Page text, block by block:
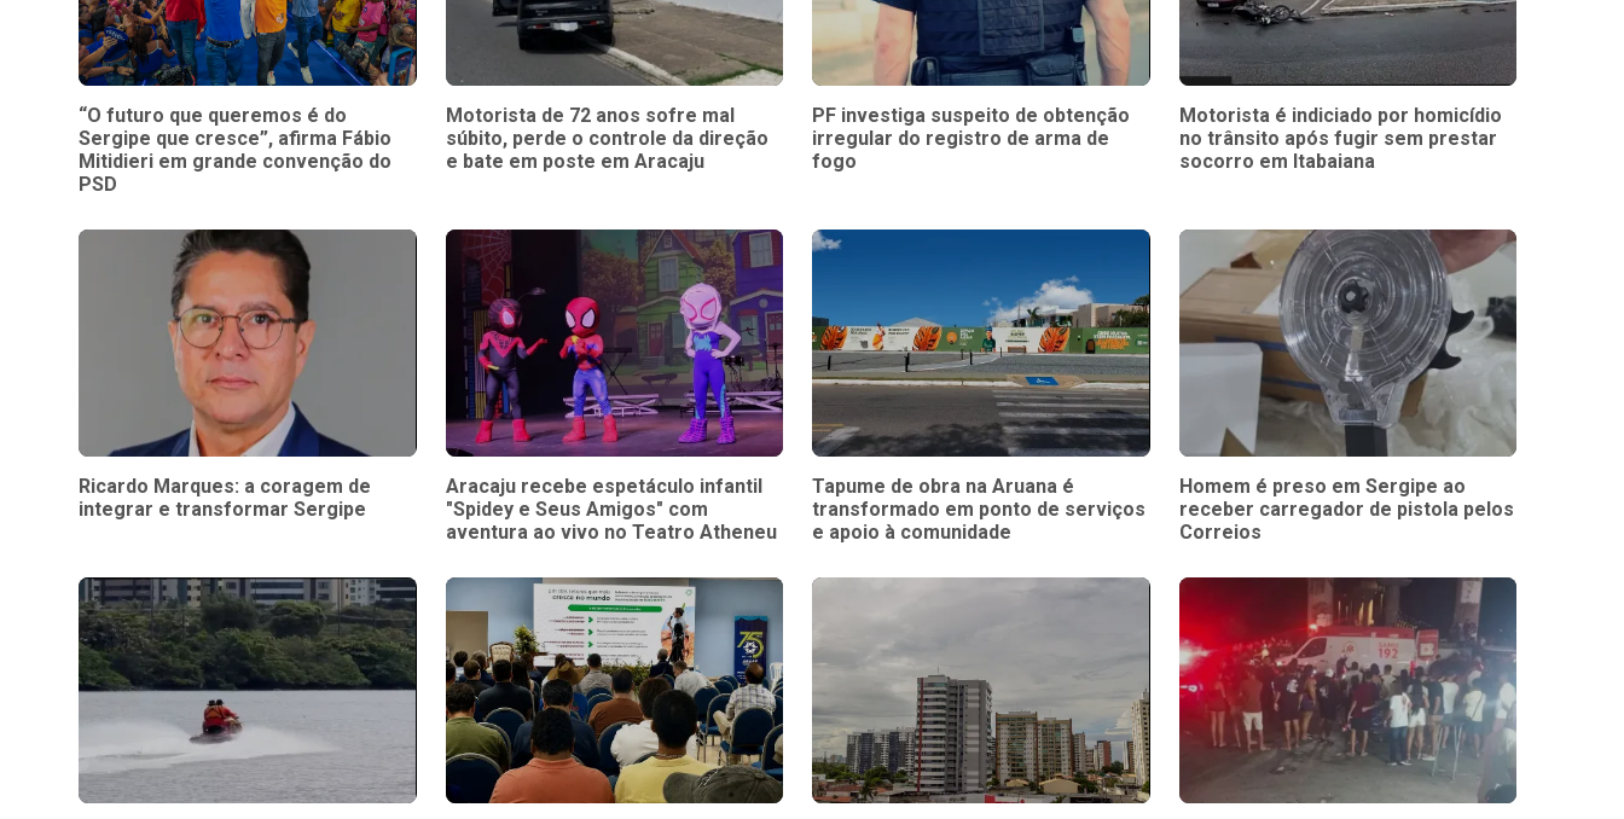
“O futuro que queremos é do
Sergipe que cresce”, afirma Fábio
Mitidieri em grande convenção do
PSD
Motorista de 72 anos sofre mal
súbito, perde o controle da direção
e bate em poste em Aracaju
PF investiga suspeito de obtenção
irregular do registro de arma de
fogo
Motorista é indiciado por homicídio
no trânsito após fugir sem prestar
socorro em Itabaiana
Ricardo Marques: a coragem de
integrar e transformar Sergipe
Aracaju recebe espetáculo infantil
"Spidey e Seus Amigos" com
aventura ao vivo no Teatro Atheneu
Tapume de obra na Aruana é
transformado em ponto de serviços
e apoio à comunidade
Homem é preso em Sergipe ao
receber carregador de pistola pelos
Correios